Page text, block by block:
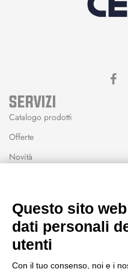
SERVIZI
Catalogo prodotti
Offerte
Novità
Wishlist
CEP GREEN
Questo sito
dati personali
utenti
Con il tuo consenso, noi e i